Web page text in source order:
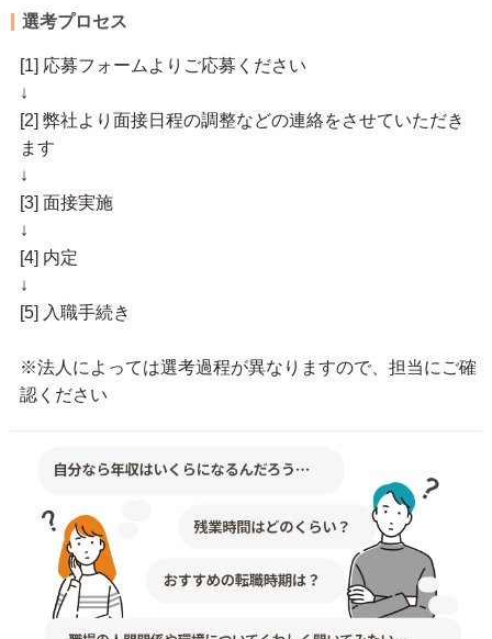
選考プロセス
[1] 応募フォームよりご応募ください
↓
[2] 弊社より面接日程の調整などの連絡をさせていただき
ます
↓
[3] 面接実施
↓
[4] 内定
↓
[5] 入職手続き
※法人によっては選考過程が異なりますので、担当にご確
認ください